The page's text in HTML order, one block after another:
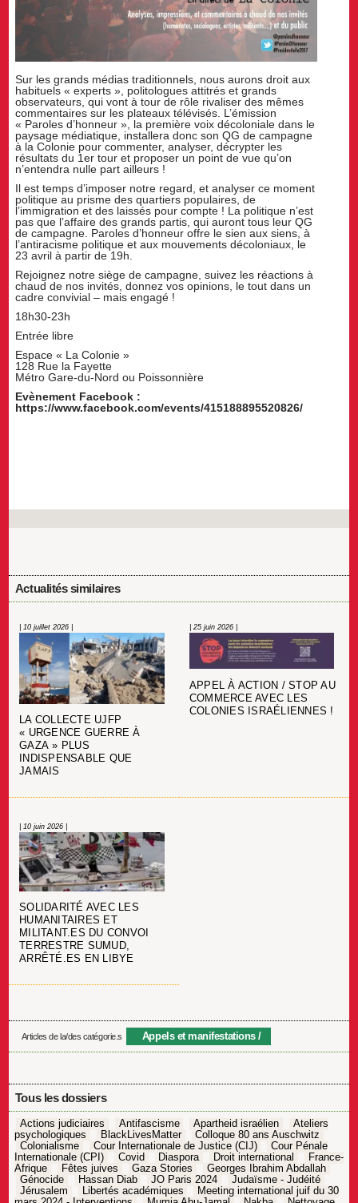
Sur les grands médias traditionnels, nous aurons droit aux
habituels « experts », politologues attitrés et grands
observateurs, qui vont à tour de rôle rivaliser des mêmes
commentaires sur les plateaux télévisés. L’émission
« Paroles d’honneur », la première voix décoloniale dans le
paysage médiatique, installera donc son QG de campagne
à la Colonie pour commenter, analyser, décrypter les
résultats du 1er tour et proposer un point de vue qu’on
n’entendra nulle part ailleurs !
Il est temps d’imposer notre regard, et analyser ce moment
politique au prisme des quartiers populaires, de
l’immigration et des laissés pour compte ! La politique n’est
pas que l’affaire des grands partis, qui auront tous leur QG
de campagne. Paroles d’honneur offre le sien aux siens, à
l’antiracisme politique et aux mouvements décoloniaux, le
23 avril à partir de 19h.
Rejoignez notre siège de campagne, suivez les réactions à
chaud de nos invités, donnez vos opinions, le tout dans un
cadre convivial – mais engagé !
18h30-23h
Entrée libre
Espace « La Colonie »
128 Rue la Fayette
Métro Gare-du-Nord ou Poissonnière
Evènement Facebook :
https://www.facebook.com/events/415188895520826/
Actualités similaires
| 10 juillet 2026 |
LA COLLECTE UJFP
« URGENCE GUERRE À
GAZA » PLUS
INDISPENSABLE QUE
JAMAIS
| 25 juin 2026 |
APPEL À ACTION / STOP AU
COMMERCE AVEC LES
COLONIES ISRAÉLIENNES !
| 10 juin 2026 |
SOLIDARITÉ AVEC LES
HUMANITAIRES ET
MILITANT.ES DU CONVOI
TERRESTRE SUMUD,
ARRÊTÉ.ES EN LIBYE
Articles de la/des catégorie.s Appels et manifestations
Tous les dossiers
Actions judiciaires Antifascisme Apartheid israélien
Ateliers
psychologiques
BlackLivesMatter
Colloque 80 ans Auschwitz
Colonialisme
Cour Internationale de Justice (CIJ)
Cour Pénale
Internationale (CPI)
Covid Diaspora Droit international
France-
Afrique
Fêtes juives Gaza Stories
Georges Ibrahim Abdallah
Génocide
Hassan Diab JO Paris 2024
Judaïsme - Judéité
Jérusalem
Libertés académiques
Meeting international juif du 30